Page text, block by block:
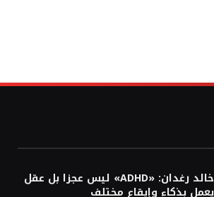
خالد رغدان: «ADHD» ليس عجزا بل عقل
يعمل بذكاء وإيقاع مختلف